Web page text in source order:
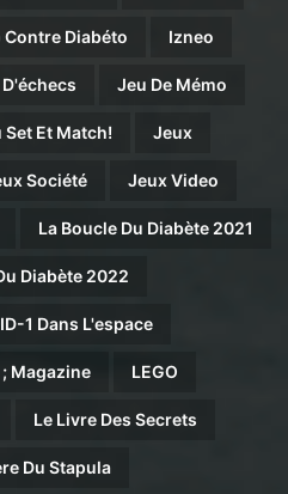
Diabéto Izneo
Jeu De Mémo
Set Et Match! Jeux
Société Jeux Video
La Boucle Du Diabète 2021
Diabète 2022
1 Dans L'espace
; Magazine LEGO
Le Livre Des Secrets
Du Stapula